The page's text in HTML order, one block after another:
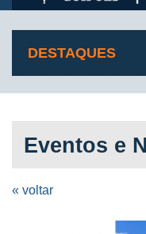
DESTAQUES
Eventos e
« voltar